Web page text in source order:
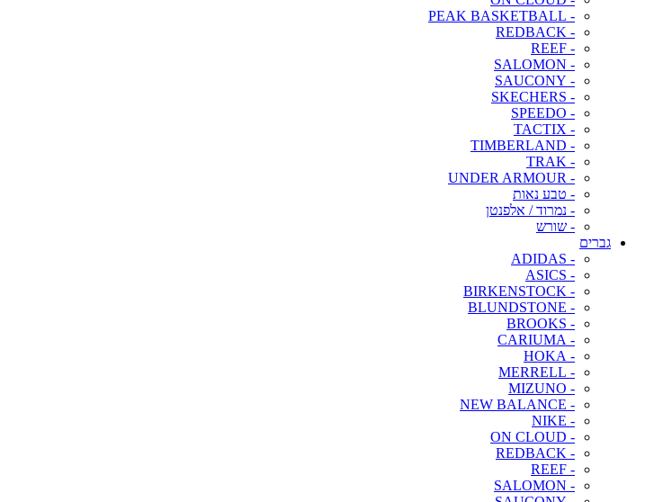
- PEAK BASKETBALL
- REDBACK
- REEF
- SALOMON
- SAUCONY
- SKECHERS
- SPEEDO
- TACTIX
- TIMBERLAND
- TRAK
- UNDER ARMOUR
- טבע נאות
- נמרוד / אלפנטן
- שורש
גברים
- ADIDAS
- ASICS
- BIRKENSTOCK
- BLUNDSTONE
- BROOKS
- CARIUMA
- HOKA
- MERRELL
- MIZUNO
- NEW BALANCE
- NIKE
- ON CLOUD
- REDBACK
- REEF
- SALOMON